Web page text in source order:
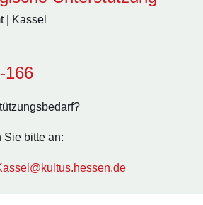
| Kassel
166
Sie bitte an: